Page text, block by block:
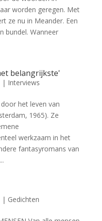
worden geregen. Met
ze nu in Meander. Een
bundel. Wanneer
belangrijkste'
| Interviews
het leven van
1965). Ze
werkzaam in het
fantasyromans van
| Gedichten